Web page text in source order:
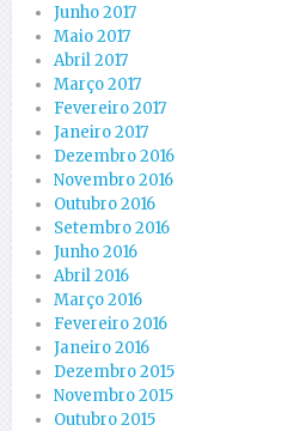
Junho 2017
Maio 2017
Abril 2017
Março 2017
Fevereiro 2017
Janeiro 2017
Dezembro 2016
Novembro 2016
Outubro 2016
Setembro 2016
Junho 2016
Abril 2016
Março 2016
Fevereiro 2016
Janeiro 2016
Dezembro 2015
Novembro 2015
Outubro 2015